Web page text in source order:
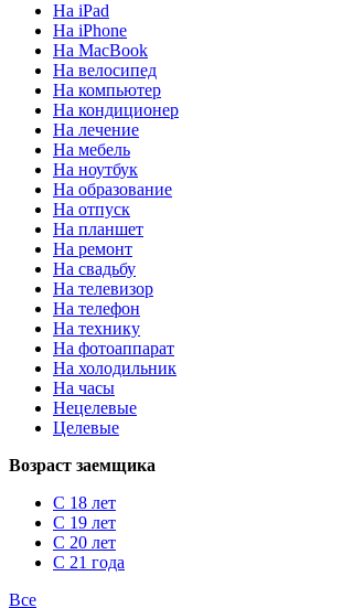
На iPad
На iPhone
На MacBook
На велосипед
На компьютер
На кондиционер
На лечение
На мебель
На ноутбук
На образование
На отпуск
На планшет
На ремонт
На свадьбу
На телевизор
На телефон
На технику
На фотоаппарат
На холодильник
На часы
Нецелевые
Целевые
Возраст заемщика
С 18 лет
С 19 лет
С 20 лет
С 21 года
Все